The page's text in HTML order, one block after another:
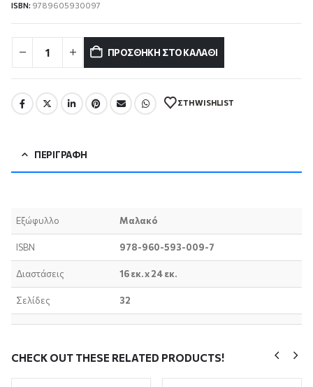
ISBN: 9789605930097
ΠΡΟΣΘΉΚΗ ΣΤΟ ΚΑΛΆΘΙ
ΣΤΗ WISHLIST
ΠΕΡΙΓΡΑΦΉ
Εξώφυλλο Μαλακό
ISBN 978-960-593-009-7
Διαστάσεις 16 εκ. x 24 εκ.
Σελίδες 32
CHECK OUT THESE RELATED PRODUCTS!